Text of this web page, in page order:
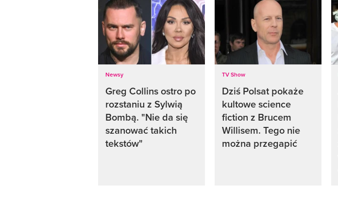
Newsy
Greg Collins ostro po
rozstaniu z Sylwią
Bombą. "Nie da się
szanować takich
tekstów"
TV Show
Dziś Polsat pokaże
kultowe science
fiction z Brucem
Willisem. Tego nie
można przegapić